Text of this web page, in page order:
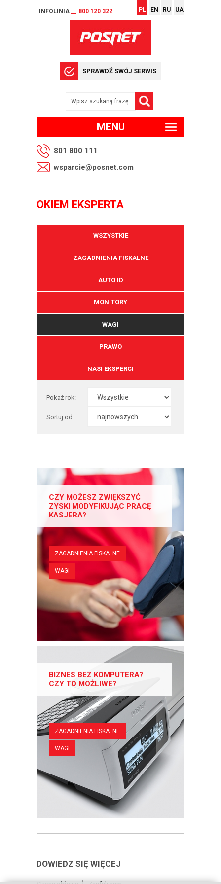
INFOLINIA __ 800 120 322 PL EN RU UA
SPRAWDŹ SWÓJ SERWIS
MENU
801 800 111
wsparcie@posnet.com
OKIEM EKSPERTA
WSZYSTKIE
ZAGADNIENIA FISKALNE
AUTO ID
MONITORY
WAGI
PRAWO
NASI EKSPERCI
Pokaż rok:
Sortuj od:
CZY MOŻESZ ZWIĘKSZYĆ
ZYSKI MODYFIKUJĄC PRACĘ
KASJERA?
ZAGADNIENIA FISKALNE
WAGI
BIZNES BEZ KOMPUTERA?
CZY TO MOŻLIWE?
ZAGADNIENIA FISKALNE
WAGI
DOWIEDZ SIĘ WIĘCEJ